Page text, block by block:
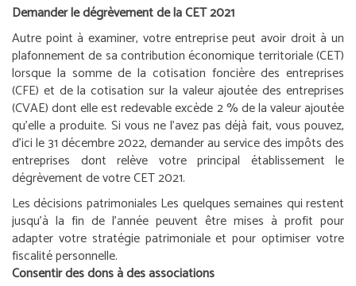
Demander le dégrèvement de la CET 2021
Autre point à examiner, votre entreprise peut avoir droit à un
plafonnement de sa contribution économique territoriale (CET)
lorsque la somme de la cotisation foncière des entreprises
(CFE) et de la cotisation sur la valeur ajoutée des entreprises
(CVAE) dont elle est redevable excède 2 % de la valeur ajoutée
qu’elle a produite. Si vous ne l’avez pas déjà fait, vous pouvez,
d’ici le 31 décembre 2022, demander au service des impôts des
entreprises dont relève votre principal établissement le
dégrèvement de votre CET 2021.
Les décisions patrimoniales Les quelques semaines qui restent
jusqu’à la fin de l’année peuvent être mises à profit pour
adapter votre stratégie patrimoniale et pour optimiser votre
fiscalité personnelle.
Consentir des dons à des associations